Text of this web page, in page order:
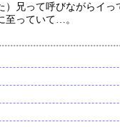
兄って呼びながらイ
至っていて…。